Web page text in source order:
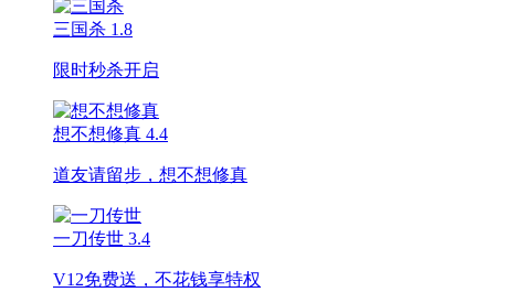
三国杀 1.8
限时秒杀开启
想不想修真 4.4
道友请留步，想不想修真
一刀传世 3.4
V12免费送，不花钱享特权